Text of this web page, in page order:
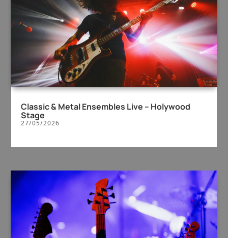
Classic & Metal Ensembles Live – Holywood
Stage
27/05/2026